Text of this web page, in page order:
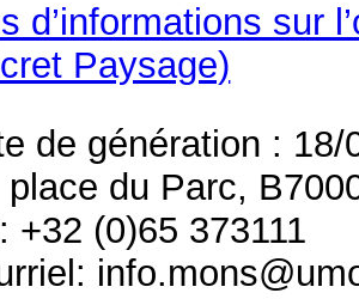
d’informations sur
Paysage)
de génération : 18/
place du Parc,
+32 (0)65 373111